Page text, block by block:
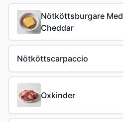
Nötköttsburgare Med
Cheddar
Nötköttscarpaccio
Oxkinder